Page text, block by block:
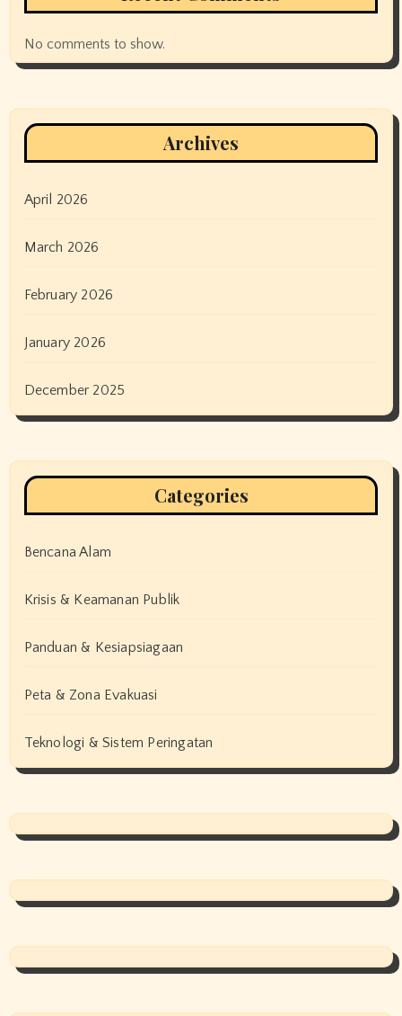
No comments to show.
Archives
April 2026
March 2026
February 2026
January 2026
December 2025
Categories
Bencana Alam
Krisis & Keamanan Publik
Panduan & Kesiapsiagaan
Peta & Zona Evakuasi
Teknologi & Sistem Peringatan